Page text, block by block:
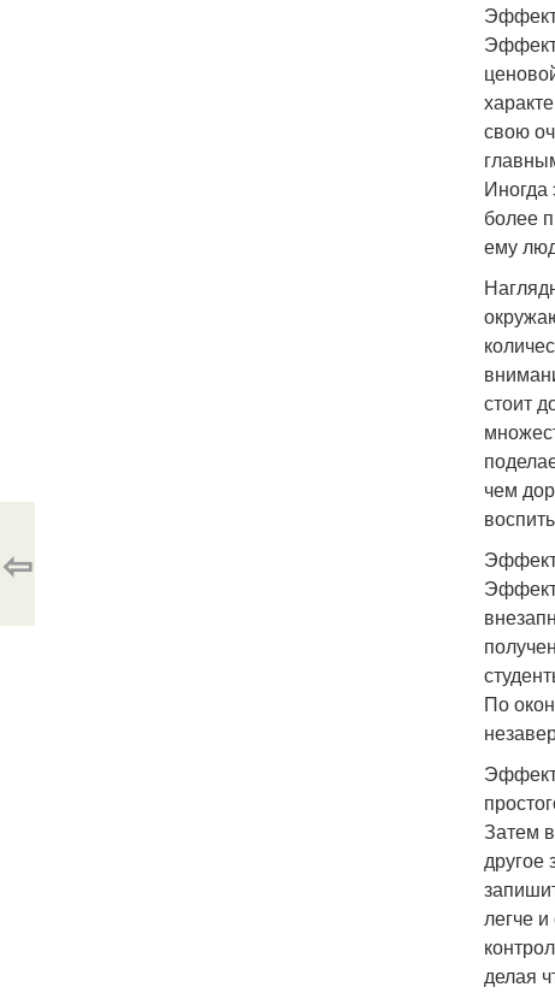
свою
более
ему
стоит
чем
Эффект
Эффект
По
Эффект
Затем
другое
легче
делая
⇦